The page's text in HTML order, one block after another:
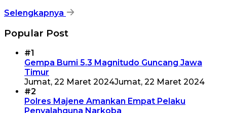
Selengkapnya
Popular Post
#1
Gempa Bumi 5.3 Magnitudo Guncang Jawa
Timur
Jumat, 22 Maret 2024Jumat, 22 Maret 2024
#2
Polres Majene Amankan Empat Pelaku
Penyalahguna Narkoba